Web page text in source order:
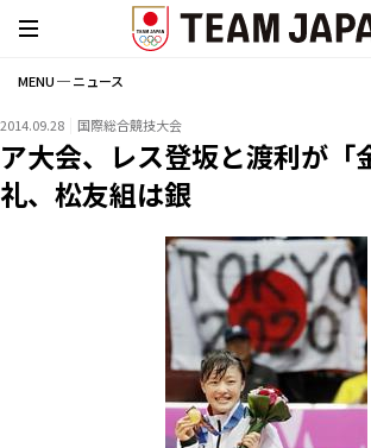
MENU ─ ニュース
2014.09.28 国際総合競技大会
ア大会、レス登坂と渡利が「
礼、松友組は銀